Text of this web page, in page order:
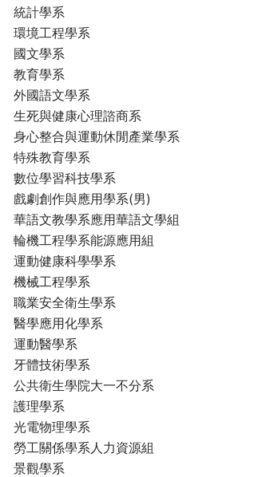
統計學系
環境工程學系
國文學系
教育學系
外國語文學系
生死與健康心理諮商系
身心整合與運動休閒產業學系
特殊教育學系
數位學習科技學系
戲劇創作與應用學系(男)
華語文教學系應用華語文學組
輪機工程學系能源應用組
運動健康科學學系
機械工程學系
職業安全衛生學系
醫學應用化學系
運動醫學系
牙體技術學系
公共衛生學院大一不分系
護理學系
光電物理學系
勞工關係學系人力資源組
景觀學系